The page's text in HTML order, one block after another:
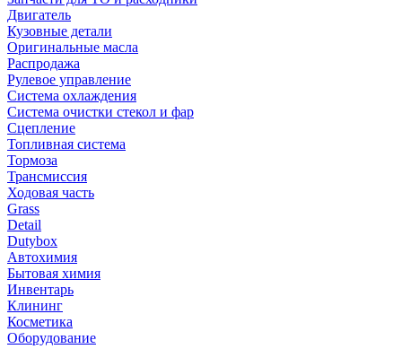
Двигатель
Кузовные детали
Оригинальные масла
Распродажа
Рулевое управление
Система охлаждения
Система очистки стекол и фар
Сцепление
Топливная система
Тормоза
Трансмиссия
Ходовая часть
Grass
Detail
Dutybox
Автохимия
Бытовая химия
Инвентарь
Клининг
Косметика
Оборудование